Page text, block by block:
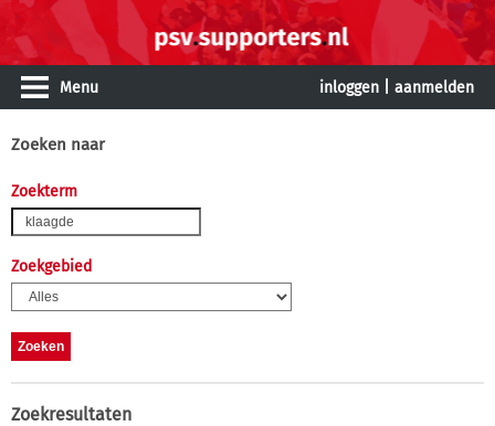
Menu inloggen aanmelden
Zoeken naar
Zoekterm
Zoekgebied
Zoekresultaten